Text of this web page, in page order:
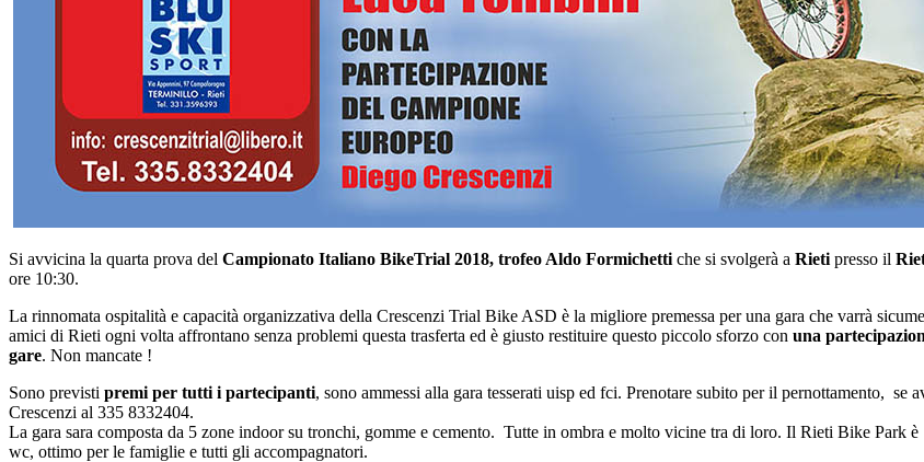
Si avvicina la quarta prova del Campionato Italiano BikeTrial 2018, trofeo Aldo Formichetti che si svolgerà a Rieti presso il
ore 10:30.
La rinnomata ospitalità e capacità organizzativa della Crescenzi Trial Bike ASD è la migliore premessa per una gara che varrà
amici di Rieti ogni volta affrontano senza problemi questa trasferta ed è giusto restituire questo piccolo sforzo con una
gare. Non mancate !
Sono previsti premi per tutti i partecipanti, sono ammessi alla gara tesserati uisp ed fci. Prenotare subito per il pernottamento, se
Crescenzi al 335 8332404.
La gara sara composta da 5 zone indoor su tronchi, gomme e cemento. Tutte in ombra e molto vicine tra di loro. Il Rieti Bike
wc, ottimo per le famiglie e tutti gli accompagnatori.